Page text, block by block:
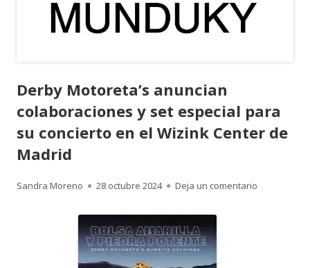
Derby Motoreta’s anuncian
colaboraciones y set especial para
su concierto en el Wizink Center de
Madrid
Autor
Sandra Moreno
Publicado
28 octubre 2024 Deja un comentario